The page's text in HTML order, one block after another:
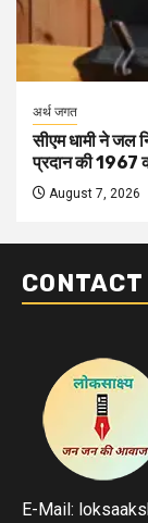
अर्थ जगत
सीएम धामी ने जल
प्रदान की 1967
August 7, 2026
CONTACT
E-Mail: